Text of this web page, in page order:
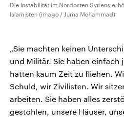
Die Instabilität im Nordosten Syriens
Islamisten (imago / Juma Mohammad)
„Sie machten keinen
und Militär. Sie haben einfach
hatten kaum Zeit zu fliehen.
Schuld, wir Zivilisten. Wir
arbeiten. Sie haben alles
gestohlen, unsere Häuser,